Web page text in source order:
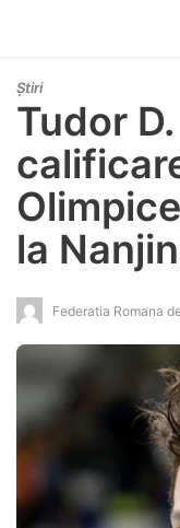
Știri
Tudor
la
Federatia Romana